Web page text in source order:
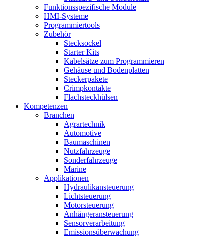
Funktionsspezifische Module
HMI-Systeme
Programmiertools
Zubehör
Stecksockel
Starter Kits
Kabelsätze zum Programmieren
Gehäuse und Bodenplatten
Steckerpakete
Crimpkontakte
Flachsteckhülsen
Kompetenzen
Branchen
Agrartechnik
Automotive
Baumaschinen
Nutzfahrzeuge
Sonderfahrzeuge
Marine
Applikationen
Hydraulikansteuerung
Lichtsteuerung
Motorsteuerung
Anhängeransteuerung
Sensorverarbeitung
Emissionsüberwachung